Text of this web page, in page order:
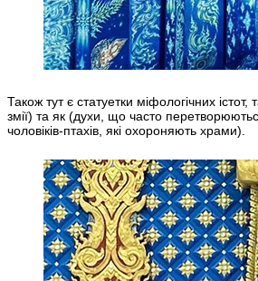
Також тут є статуетки міфологічних істот,
змії) та як (духи, що часто
чоловіків-птахів, які охороняють храми).